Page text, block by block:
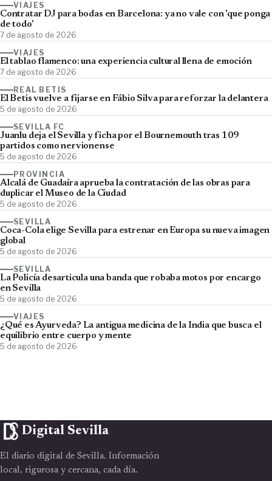
VIAJES
Contratar DJ para bodas en Barcelona: ya no vale con 'que ponga
de todo'
7 de agosto de 2026
VIAJES
El tablao flamenco: una experiencia cultural llena de emoción
7 de agosto de 2026
REAL BETIS
El Betis vuelve a fijarse en Fábio Silva para reforzar la delantera
5 de agosto de 2026
SEVILLA FC
Juanlu deja el Sevilla y ficha por el Bournemouth tras 109
partidos como nervionense
5 de agosto de 2026
PROVINCIA
Alcalá de Guadaíra aprueba la contratación de las obras para
duplicar el Museo de la Ciudad
5 de agosto de 2026
SEVILLA
Coca-Cola elige Sevilla para estrenar en Europa su nueva imagen
global
5 de agosto de 2026
SEVILLA
La Policía desarticula una banda que robaba motos por encargo
en Sevilla
5 de agosto de 2026
VIAJES
¿Qué es Ayurveda? La antigua medicina de la India que busca el
equilibrio entre cuerpo y mente
5 de agosto de 2026
Digital Sevilla
El diario digital de Sevilla. Información
local, rigurosa y cercana, cada día.